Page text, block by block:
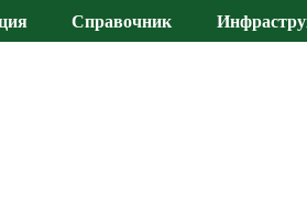
Справочник